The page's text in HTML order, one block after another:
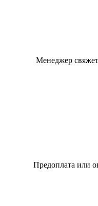
Менеджер
Предоплата или